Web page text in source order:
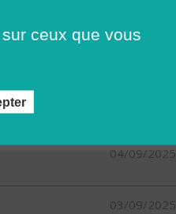
04/09/2025
03/09/2025
ceux que vous